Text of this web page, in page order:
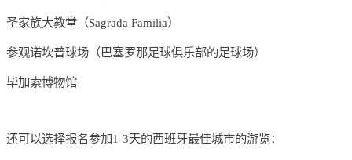
圣家族大教堂（Sagrada Familia）
参观诺坎普球场（巴塞罗那足球俱乐部的足球场）
毕加索博物馆
还可以选择报名参加1-3天的西班牙最佳城市的游览：